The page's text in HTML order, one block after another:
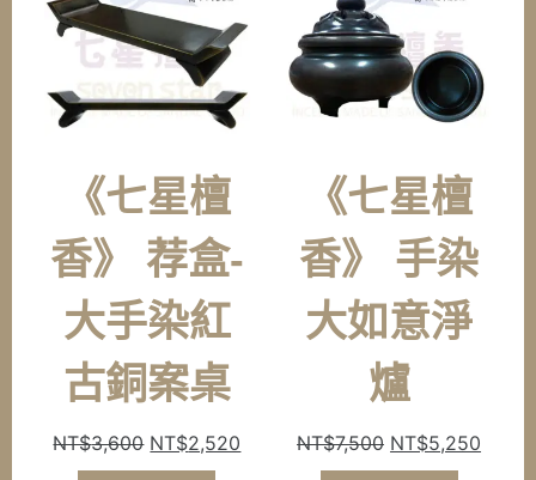
《七星檀
香》 荐盒-
大手染紅
古銅案桌
NT$3,600 原
始
NT$2,520
《七星檀
香》 手染
大如意淨
爐
NT$7,500 原
始
NT$5,250